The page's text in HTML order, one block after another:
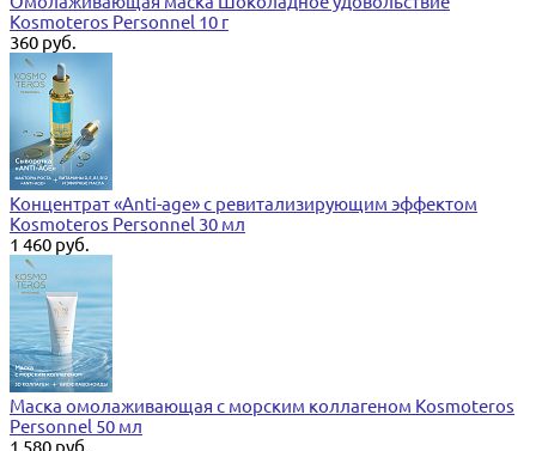
Kosmoteros Personnel 10 г
360 руб.
Концентрат «Anti-age» с ревитализирующим эффектом
Kosmoteros Personnel 30 мл
1 460 руб.
Маска омолаживающая с морским коллагеном Kosmoteros
Personnel 50 мл